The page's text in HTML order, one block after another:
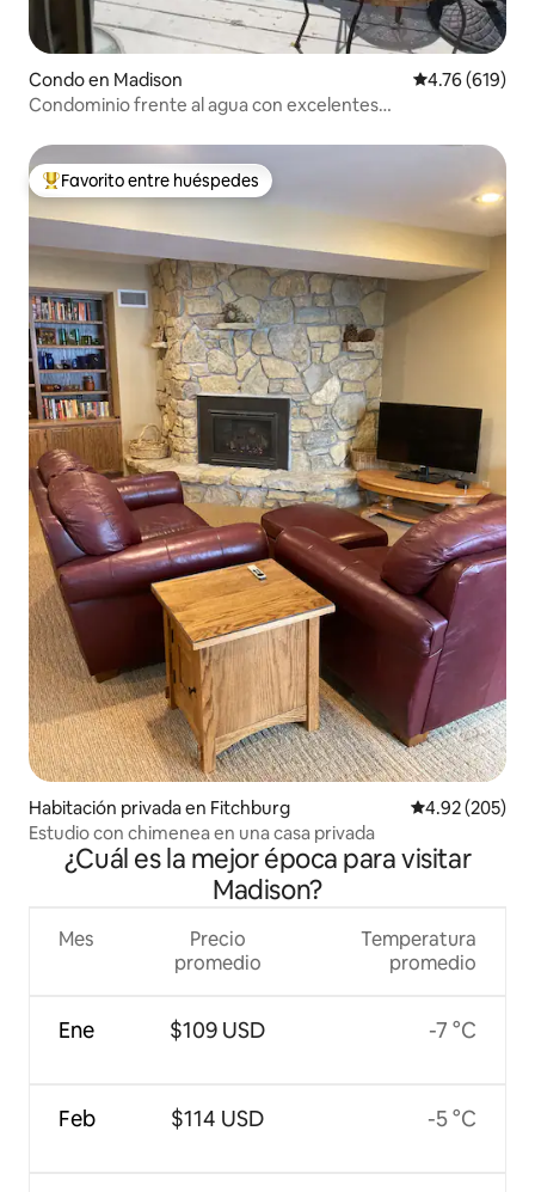
Condo en Madison Calificación
4.76 (619)
Condominio frente al agua con excelentes
Favorito entre huéspedes preferido
Favorito entre huéspedes
Habitación privada en Fitchburg Calificación
4.92 (205)
Estudio con chimenea en una casa privada
¿Cuál es la mejor época para visitar
Madison?
Mes
Ene
Feb
Precio
promedio
$109 USD
$114 USD
Temperatura
promedio
-7 °C
-5 °C